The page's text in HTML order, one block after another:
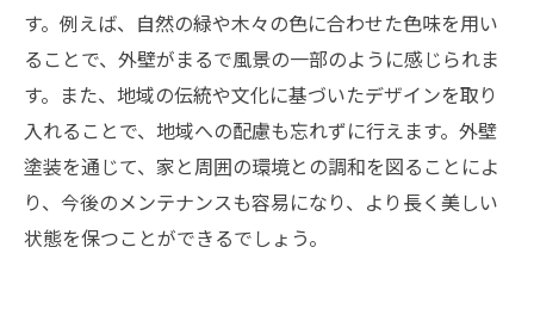
す。例えば、自然の緑や木々の色に合わせた色味を用い
ることで、外壁がまるで風景の一部のように感じられま
す。また、地域の伝統や文化に基づいたデザインを取り
入れることで、地域への配慮も忘れずに行えます。外壁
塗装を通じて、家と周囲の環境との調和を図ることによ
り、今後のメンテナンスも容易になり、より長く美しい
状態を保つことができるでしょう。